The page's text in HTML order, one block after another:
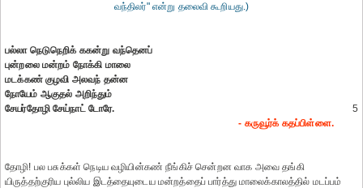
வந்திலர்" என்று தலைவி கூறியது.)
பல்லா நெடுநெறிக் ககன்று வந்தெனப்
புன்றலை மன்றம் நோக்கி மாலை
மடக்கண் குழவி அலவந் தன்ன
நோயேம் ஆகுதல் அறிந்தும்
சேயர்தோழி சேய்நாட் டோரே.
5
- கருவூர்க் கதப்பிள்ளை.
தோழி! பல பசுக்கள் நெடிய வழியின்கண் நீங்கிச் சென்றன வாக அவை தங்கி
யிருத்தற்குரிய புல்லிய இடத்தையுடைய மன்றத்தைப் பார்த்து மாலைக்காலத்தில் மடப்பம்